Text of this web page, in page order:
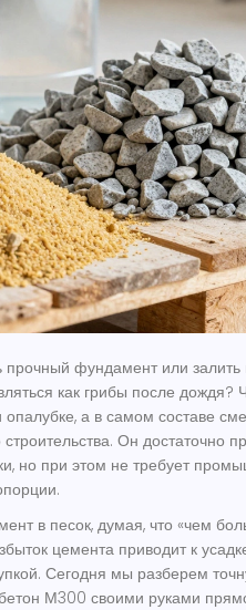
прочный фундамент или
как грибы после дождя?
а в самом составе
Он достаточно
но при этом не требует
в песок, думая, что «чем
цемента приводит к
Сегодня мы разберем
М300 своими руками